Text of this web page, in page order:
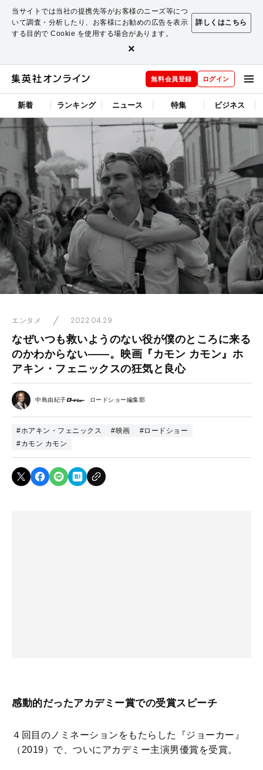
当サイトでは当社の提携先等がお客様のニーズ等につ
いて調査・分析したり、お客様にお勧めの広告を表示
する目的で Cookie を使用する場合があります。
詳しくはこちら
×
無料会員登録 ログイン
新着 ランキング ニュース 特集 ビジネス
エンタメ 2022.04.29
なぜいつも救いようのない役が僕のところに来る
のかわからない――。映画『カモン カモン』ホ
アキン・フェニックスの狂気と良心
中島由紀子 ロードショー編集部
#ホアキン・フェニックス #映画
#ロードショー
#カモン カモン
感動的だったアカデミー賞での受賞スピーチ
４回目のノミネーションをもたらした『ジョーカー』
（2019）で、ついにアカデミー主演男優賞を受賞。